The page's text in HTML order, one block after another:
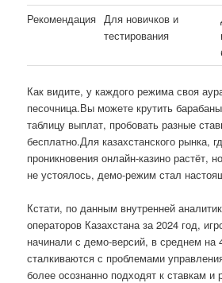
Рекомендация Для новичков и
тестирования
Как видите, у каждого режима своя
песочница.Вы можете крутить
таблицу выплат, пробовать разные
бесплатно.Для казахстанского рынка,
проникновения онлайн-казино растёт,
не устоялось, демо-режим стал
Кстати, по данным внутренней
операторов Казахстана за 2024 год,
начинали с демо-версий, в среднем на
сталкиваются с проблемами
более осознанно подходят к ставкам и